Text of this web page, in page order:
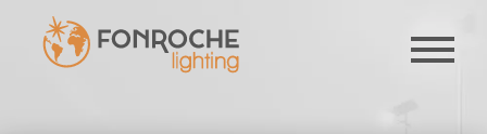
Aller au contenu principal